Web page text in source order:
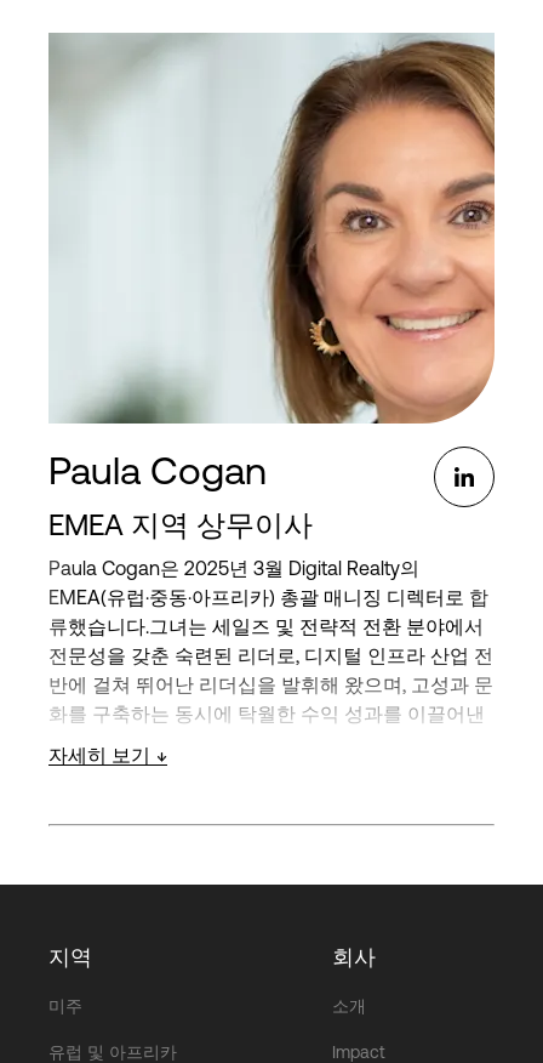
을 수행했습니다. SAP와 Avaya에서 재직한 경력을
포함하여 엔터프라이즈 소프트웨어, 네트워크, 매니
지드 서비스, 데이터 센터 인프라 전반에 걸쳐 25년
이상의 관리 경험을 보유하고 있습니다.
뉴멕시코 대학교에서 경영학 학사 학위를 받았습니
Paula Cogan
EMEA 지역 상무이사
Paula Cogan은 2025년 3월 Digital Realty의
EMEA(유럽·중동·아프리카) 총괄 매니징 디렉터로 합
류했습니다.그녀는 세일즈 및 전략적 전환 분야에서
전문성을 갖춘 숙련된 리더로, 디지털 인프라 산업 전
반에 걸쳐 뛰어난 리더십을 발휘해 왔으며, 고성과 문
화를 구축하는 동시에 탁월한 수익 성과를 이끌어낸
입증된 경력을 보유하고 있습니다.
Group의 최고경영자(CEO)를 역임했으며, 2021년 11
바 있습니다.그녀는 COLT에서 6년간 재직하며 최고
Team)으로서 세일즈 및 마케팅 조직을 이끌었습니
다.
Paula는 통신 업계에서 30년이 넘는 경력을 보유하
자세히 보기
지역
미주
유럽 및 아프리카
회사
소개
Impact